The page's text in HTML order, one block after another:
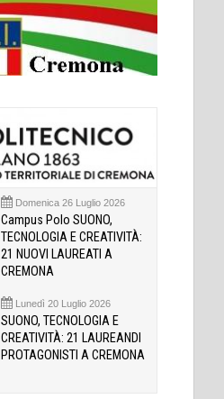
Domenica 26 Luglio 2026
Campus Polo SUONO,
TECNOLOGIA E CREATIVITÀ:
21 NUOVI LAUREATI A
CREMONA
Lunedì 20 Luglio 2026
SUONO, TECNOLOGIA E
CREATIVITÀ: 21 LAUREANDI
PROTAGONISTI A CREMONA